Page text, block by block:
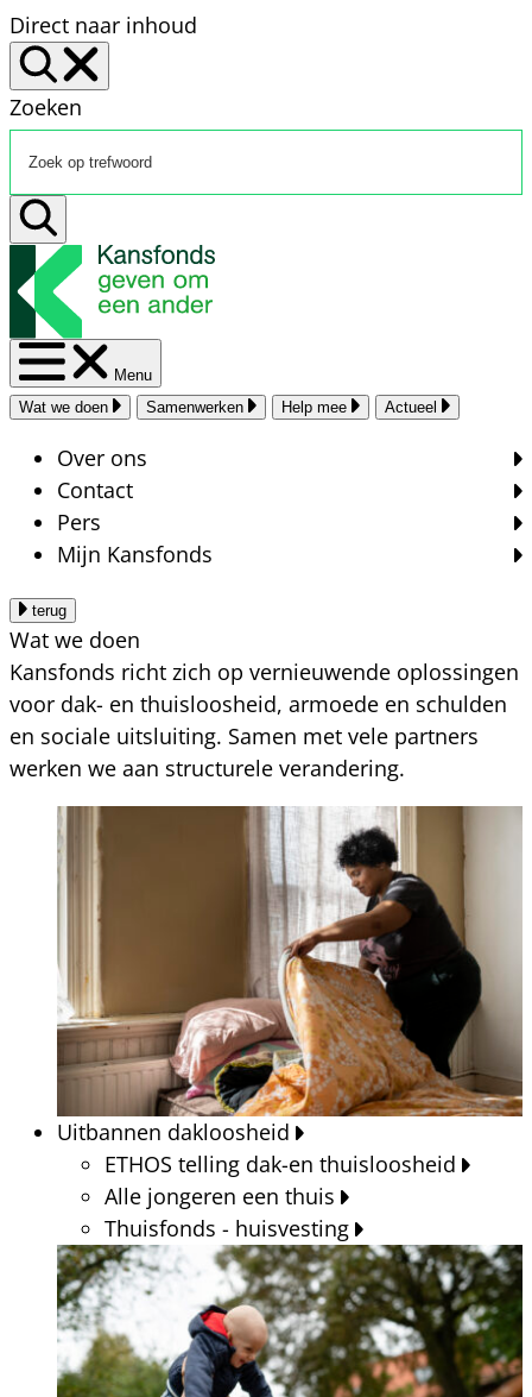
Direct naar inhoud
Zoeken
Menu
Wat we doen
Samenwerken Help mee Actueel
Over ons
Contact
Pers
Mijn Kansfonds
terug
Wat we doen
Kansfonds richt zich op vernieuwende oplossingen
voor dak- en thuisloosheid, armoede en schulden
en sociale uitsluiting. Samen met vele partners
werken we aan structurele verandering.
Uitbannen dakloosheid
ETHOS telling dak-en thuisloosheid
Alle jongeren een thuis
Thuisfonds - huisvesting